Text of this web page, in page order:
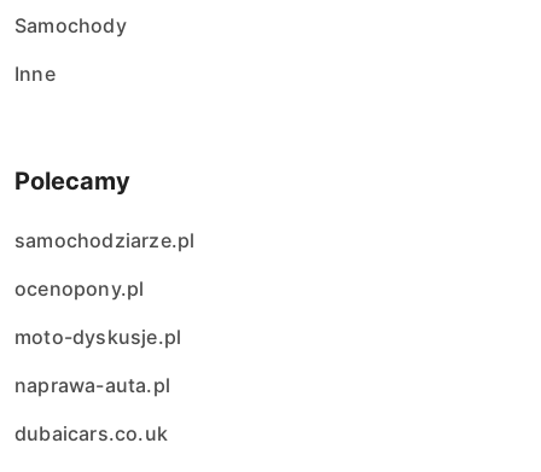
Samochody
Inne
Polecamy
samochodziarze.pl
ocenopony.pl
moto-dyskusje.pl
naprawa-auta.pl
dubaicars.co.uk